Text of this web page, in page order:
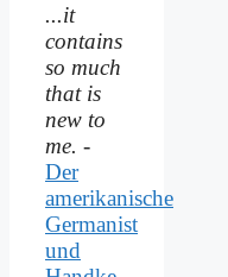
...it
contains
so much
that is
new to
me. -
Der
amerikanische
Germanist
und